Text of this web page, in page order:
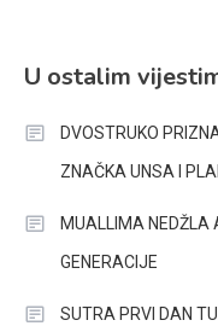
U ostalim
DVOSTRUKO
ZNAČKA UNSA I
MUALLIMA NEDŽLA
GENERACIJE
SUTRA PRVI DAN